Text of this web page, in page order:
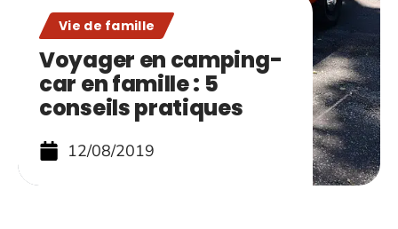
Vie de famille
Voyager en camping-
car en famille : 5
conseils pratiques
12/08/2019